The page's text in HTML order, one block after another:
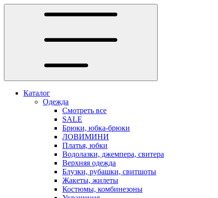
Каталог
Одежда
Смотреть все
SALE
Брюки, юбка-брюки
ЛОВИМИНИ
Платья, юбки
Водолазки, джемпера, свитера
Верхняя одежда
Блузки, рубашки, свитшоты
Жакеты, жилеты
Костюмы, комбинезоны